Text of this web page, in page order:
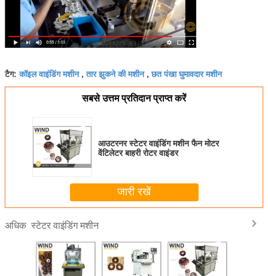
टैग:कॉइल वाइंडिंग मशीन,तार झुकने की मशीन,छत पंखा घुमावदार मशीन
सबसे उत्तम प्रतिदान प्राप्त करें
आउटरनर स्टेटर वाइंडिंग मशीन फैन मोटर
वेंटिलेटर बाहरी रोटर वाइंडर
जारी रखें
अधिक स्टेटर वाइंडिंग मशीन